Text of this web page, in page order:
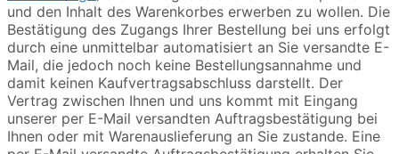
und den Inhalt des Warenkorbes erwerben zu wollen. Die
Bestätigung des Zugangs Ihrer Bestellung bei uns erfolgt
durch eine unmittelbar automatisiert an Sie versandte E-
Mail, die jedoch noch keine Bestellungsannahme und
damit keinen Kaufvertragsabschluss darstellt. Der
Vertrag zwischen Ihnen und uns kommt mit Eingang
unserer per E-Mail versandten Auftragsbestätigung bei
Ihnen oder mit Warenauslieferung an Sie zustande. Eine